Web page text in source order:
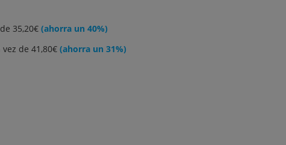
35,20€ (ahorra un 40%)
vez de 41,80€ (ahorra un 31%)